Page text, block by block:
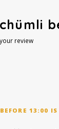
review
13:00